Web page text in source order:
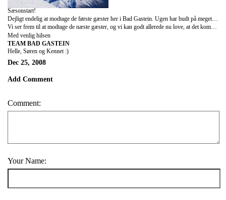
Sæsonstart!
Dejligt endelig at modtage de første gæster her i Bad Gastein. Ugen har budt på meget planlægning, men der har så sandelig også været tid til hygge sammen med vores gæster. Det sneer i øjeblikket hernede, og i næste uge står der solskin på programmet, så der er rig mulighed for fantastisk skiløb. I den kommende uge byder vi på flere spændende arrangementer, såsom pubcrawl, nytårsaften og meget mere.
Vi ser frem til at modtage de næste gæster, og vi kan godt allerede nu love, at det kommer til at blive en uge med masser af arrangementer og sjov.
Med venlig hilsen
TEAM BAD GASTEIN
Helle, Søren og Kennet :)
Dec 25, 2008
Add Comment
Comment:
Your Name: